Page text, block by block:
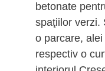
betonate
spaţiilor verzi.
o parcare,
respectiv o